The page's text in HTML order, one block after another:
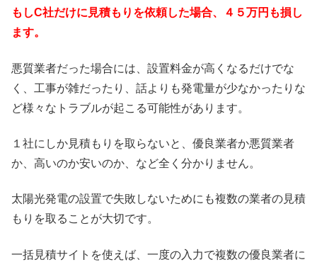
もしC社だけに見積もりを依頼した場合、４５万円も損し
ます。
悪質業者だった場合には、設置料金が高くなるだけでな
く、工事が雑だったり、話よりも発電量が少なかったりな
ど様々なトラブルが起こる可能性があります。
１社にしか見積もりを取らないと、優良業者か悪質業者
か、高いのか安いのか、など全く分かりません。
太陽光発電の設置で失敗しないためにも複数の業者の見積
もりを取ることが大切です。
一括見積サイトを使えば、一度の入力で複数の優良業者に